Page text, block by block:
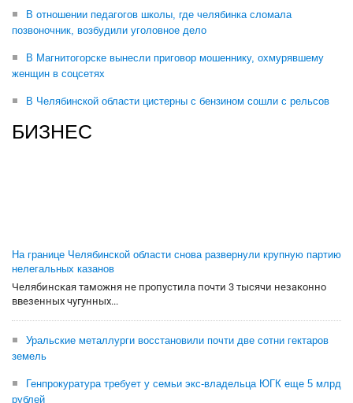
В отношении педагогов школы, где челябинка сломала
позвоночник, возбудили уголовное дело
В Магнитогорске вынесли приговор мошеннику, охмурявшему
женщин в соцсетях
В Челябинской области цистерны с бензином сошли с рельсов
БИЗНЕС
На границе Челябинской области снова развернули крупную партию
нелегальных казанов
Челябинская таможня не пропустила почти 3 тысячи незаконно
ввезенных чугунных...
Уральские металлурги восстановили почти две сотни гектаров
земель
Генпрокуратура требует у семьи экс-владельца ЮГК еще 5 млрд
рублей